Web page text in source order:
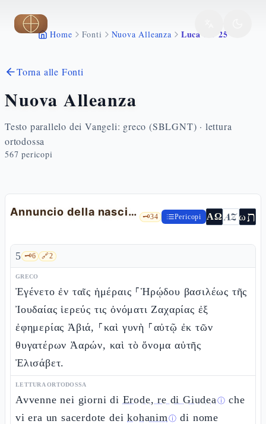
Vai al contenuto principale
Home Fonti Nuova Alleanza Luca 1 5 25
Torna alle Fonti
Nuova Alleanza
Testo parallelo dei Vangeli: greco (SBLGNT) · lettura
ortodossa
567 pericopi
Annuncio della nascita di Giovanni Battista 🗝️34 Pericopi ΑΩ AZωת
5 🗝️6 🔗2
GRECO
Ἐγένετο ἐν ταῖς ἡμέραις ⸀Ἡρῴδου βασιλέως τῆς
Ἰουδαίας ἱερεύς τις ὀνόματι Ζαχαρίας ἐξ
ἐφημερίας Ἀβιά, ⸀καὶ γυνὴ ⸀αὐτῷ ἐκ τῶν
θυγατέρων Ἀαρών, καὶ τὸ ὄνομα αὐτῆς
Ἐλισάβετ.
LETTURA ORTODOSSA
Avvenne nei giorni di Erode, re di Giudeaⓘ che
vi era un sacerdote deikohanimⓘ di nome